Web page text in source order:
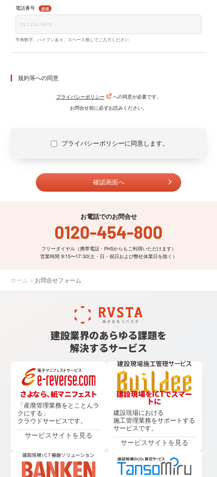
電話番号 必須
半角数字、ハイフンあり、スペース無しでご入力ください
規約等への同意
プライバシーポリシー
への同意が必要です。
お問合せ前に必ずお読みください。
プライバシーポリシーに同意します。
お電話でのお問合せ
フリーダイヤル（携帯電話・PHSからもご利用いただけます）
営業時間 9:15〜17:30(土・日・祝日および弊社休業日を除く）
ホーム > お問合せフォーム
建設業界のあらゆる課題を
解決するサービス
さよなら、紙マニフェスト
「産廃管理業務をとことんラ
クにする」
クラウドサービスです。
サービスサイトを見る
建設現場をICTでスマー
トに
建設現場における
施工管理業務をサポートする
サービスです。
サービスサイトを見る